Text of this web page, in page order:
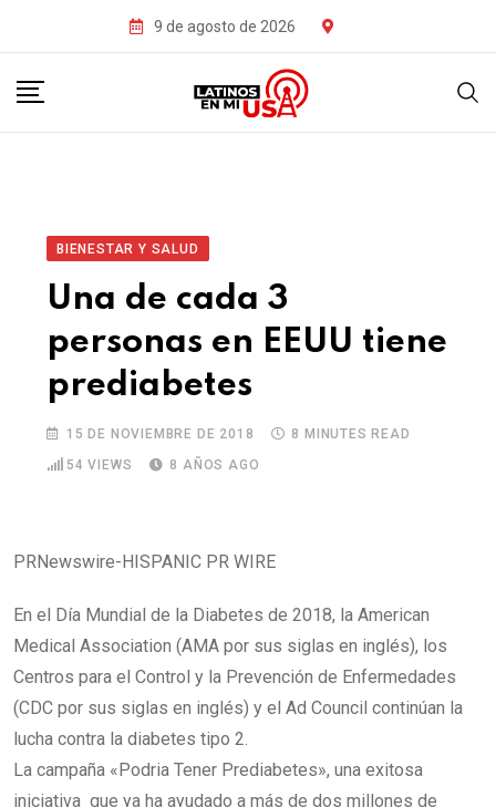
9 de agosto de 2026
BIENESTAR Y SALUD
Una de cada 3
personas en EEUU tiene
prediabetes
15 DE NOVIEMBRE DE 2018
8 MINUTES READ
54 VIEWS 8 AÑOS AGO
PRNewswire-HISPANIC PR WIRE
En el Día Mundial de la Diabetes de 2018, la American
Medical Association (AMA por sus siglas en inglés), los
Centros para el Control y la Prevención de Enfermedades
(CDC por sus siglas en inglés) y el Ad Council continúan la
lucha contra la diabetes tipo 2.
La campaña «Podria Tener Prediabetes», una exitosa
iniciativa que ya ha ayudado a más de dos millones de